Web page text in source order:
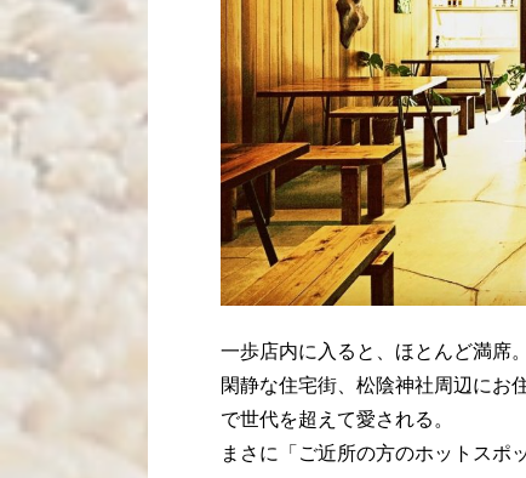
一歩店内に入ると、ほとんど満席。
閑静な住宅街、松陰神社周辺にお
で世代を超えて愛される。
まさに「ご近所の方のホットスポッ